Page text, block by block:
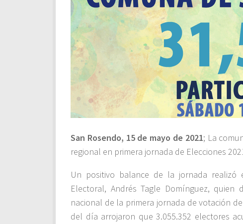
San Rosendo, 15 de mayo de 2021; La
regional en primera jornada de Elecciones
Un positivo balance de la jornada realizó
Electoral, Andrés Tagle Domínguez,
nacional de la primera jornada de votación
del día arrojaron que 3.055.352 electores